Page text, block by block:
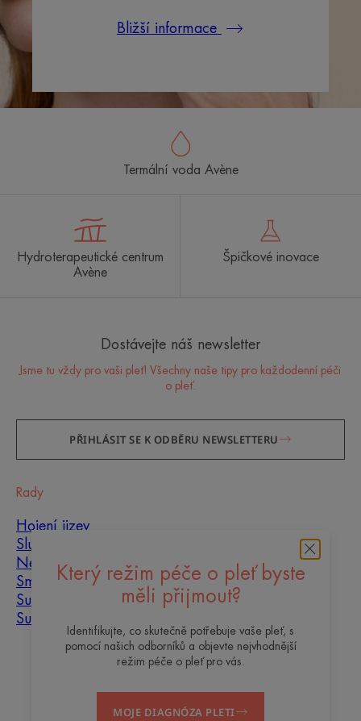
Bližší informace
Který režim péče o pleť byste
měli přijmout?
Identifikujte, co skutečně potřebuje vaše pleť, s
pomocí našich odborníků a objevte nejvhodnější
režim péče o pleť pro vás.
MOJE DIAGNÓZA PLETI
Termální voda Avène
Hydroterapeutické centrum
Avène
Špičkové inovace
Dostávejte náš newsletter
Jsme tu vždy pro vaši pleť! Všechny naše tipy pro každodenní péči
o pleť.
PŘIHLÁSIT SE K ODBĚRU NEWSLETTERU
Rady
Hojení jizev
Slunce
Nedokonalosti pleti
Smíšená pleť
Suchá pleť
Suchost a dehydratace
O nás
KontaktČasto kladené otázky